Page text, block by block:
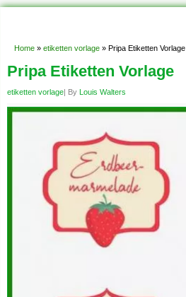
Home » etiketten vorlage » Pripa Etiketten Vorlage
Pripa Etiketten Vorlage
etiketten vorlage| By Louis Walters